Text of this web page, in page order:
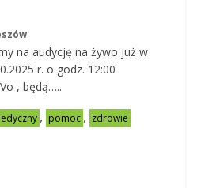
na audycję na żywo już w
r. o godz. 12:00
, będą…..
, pomoc , zdrowie